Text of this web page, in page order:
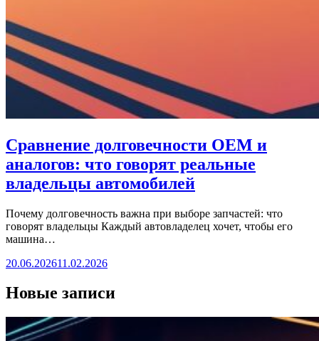
Сравнение долговечности OEM и
аналогов: что говорят реальные
владельцы автомобилей
Почему долговечность важна при выборе запчастей: что
говорят владельцы Каждый автовладелец хочет, чтобы его
машина…
20.06.202611.02.2026
Новые записи